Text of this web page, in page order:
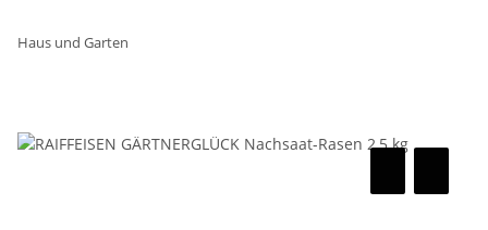
Haus und Garten